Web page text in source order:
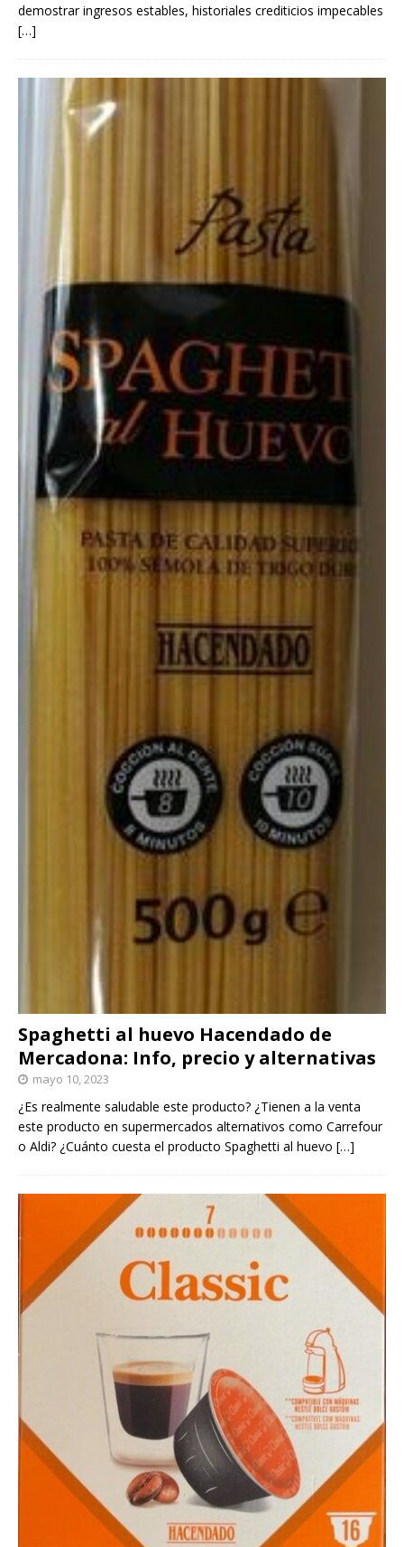
demostrar ingresos estables, historiales crediticios impecables
[…]
Spaghetti al huevo Hacendado de
Mercadona: Info, precio y alternativas
mayo 10, 2023
¿Es realmente saludable este producto? ¿Tienen a la venta
este producto en supermercados alternativos como Carrefour
o Aldi? ¿Cuánto cuesta el producto Spaghetti al huevo […]